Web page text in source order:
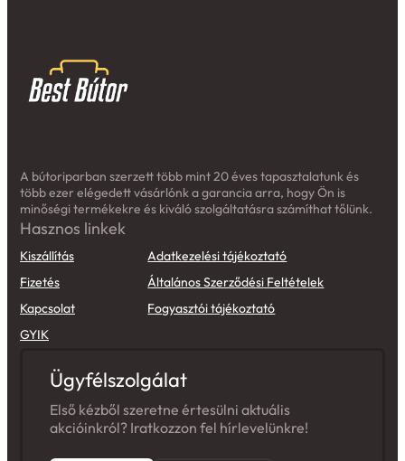
A bútoriparban szerzett több mint 20 éves tapasztalatunk és
több ezer elégedett vásárlónk a garancia arra, hogy Ön is
minőségi termékekre és kiváló szolgáltatásra számíthat tőlünk.
Hasznos linkek
Kiszállítás
Fizetés
Kapcsolat
GYIK
Adatkezelési tájékoztató
Általános Szerződési Feltételek
Fogyasztói tájékoztató
Ügyfélszolgálat
Első kézből szeretne értesülni aktuális
akcióinkról? Iratkozzon fel hírlevelünkre!